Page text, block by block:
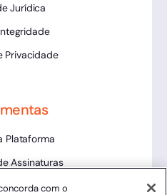
Jurídica
Privacidade
Plataforma
Assinaturas
Conoscocom o